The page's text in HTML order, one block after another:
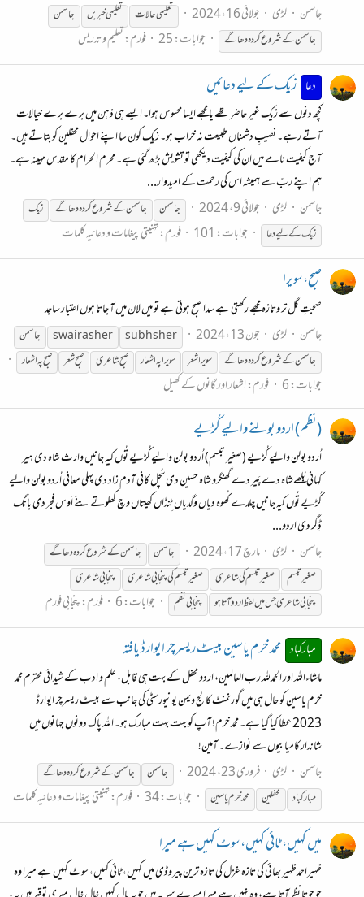
جاسمن
لڑی جولائی 16، 2024 تعلیمی حالات تعلیمی خبریں
جاسمن
جاسمنکےشروعکردہدھاگے جوابات: 25 فورم:تعلیم و تدریس
دعا زیک کے لیے دعائیں
کچھ دنوں سے زیک غیر حاضر تھے یا مجھے ایسا محسوس ہوا۔ ایسے ہی ذہن میں برے برے خیالات
آتے رہے۔ نصیبِ دشمناں طبیعت نہ خراب ہو۔ زیک کون سا اپنے احوال محفلین کو بتاتے ہیں۔
آج کیفیت نامے میں ان کی کیفیت دیکھی تو تشویش بڑھ گئی ہے۔ محرم الحرام کا مقدس مہینہ ہے۔
ہم اپنے ربّ سے ہمیشہ اس کی رحمت کے امیدوار...
جاسمن
لڑی جولائی 9، 2024 جاسمن جاسمنکےشروعکردہدھاگے
زیک
زیککےلیے دعا جوابات: 101 فورم:تہنیتی پیغامات و دعائیہ کلمات
صبح، سویرا
صحبتِ گل تر وتازہ مجھے رکھتی ہے سدا صبح ہوتی ہے تو میں لان میں آ جاتا ہوں اعتبار ساجد
جاسمن
لڑی جون 13، 2024 subh sher
swaira sher
جاسمن
جاسمنکےشروعکردہدھاگے سویرا شعر سویرا پہ اشعار صبح شاعری صبح شعر صبح پہ اشعار
جوابات: 6 فورم:اشعار اور گانوں کے کھیل
(نظم) اردو بولنے والیے کُڑیے
اُردو بولن والیے کُڑیے (صغیر تبسم) اُردو بولن والیے کُڑیے تُوں کیہ جانیں وارث شاہ دی ہیر
کہانی بُلھےشاہ دے پَیر دے گھنگرو شاہ حسین دی سُچل کافی آدم زاد دی پہلی معافی اُردو بولن والیے
کُڑیے تُوں کیہ جانیں چلدے کُھوہ دیاں وگدیاں ٹِنڈاں کھیتاں وچ کھلوتے بنّے اَوس فجر دی بانگ
ڈِگر دی اردو...
جاسمن
لڑی مارچ 17، 2024 جاسمن جاسمنکےشروعکردہدھاگے
صغیر تبسم
صغیر تبسم کی شاعری صغیر تبسم کی پنجابی شاعری
پنجابی شاعری
پنجابی شاعری جس میں لفظ اردو آتا ہو
پنجابی نظم جوابات: 6 فورم:پنجابی فورم
مبارکباد محمد خرم یاسین بیسٹ ریسرچر ایوارڈ یافتہ
ماشاءاللہ اور الحمدللہ رب العالمین، اردو محفل کے بہت ہی قابل، علم و ادب کے شیدائی محترم محمد
خرم یاسین کو حال ہی میں گورنمنٹ کالج ویمن یونیورسٹی کی جانب سے بیسٹ ریسرچر ایوارڈ
2023 عطا کیا گیا ہے۔ محمد خرم! آپ کو بہت بہت مبارک ہو۔ اللہ پاک دونوں جہانوں میں
شاندار کامیابیوں سے نوازے۔ آمین!
جاسمن
لڑی فروری 23، 2024 جاسمن جاسمنکےشروعکردہدھاگے
مبارکباد
محفلین محمد خرم یاسین جوابات: 34 فورم:تہنیتی پیغامات و دعائیہ کلمات
میں کہیں، ٹائی کہیں، سوٹ کہیں ہے میرا
ظہیراحمدظہیر بھائی کی تازہ غزل کی تازہ ترین پیروڈی میں کہیں، ٹائی کہیں، سوٹ کہیں ہے میرا وہ